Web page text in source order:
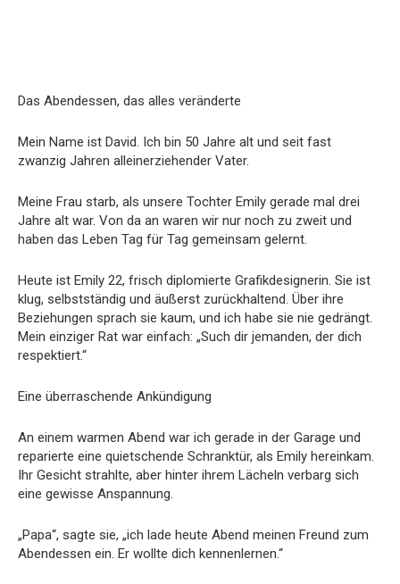
Das Abendessen, das alles veränderte
Mein Name ist David. Ich bin 50 Jahre alt und seit fast
zwanzig Jahren alleinerziehender Vater.
Meine Frau starb, als unsere Tochter Emily gerade mal drei
Jahre alt war. Von da an waren wir nur noch zu zweit und
haben das Leben Tag für Tag gemeinsam gelernt.
Heute ist Emily 22, frisch diplomierte Grafikdesignerin. Sie ist
klug, selbstständig und äußerst zurückhaltend. Über ihre
Beziehungen sprach sie kaum, und ich habe sie nie gedrängt.
Mein einziger Rat war einfach: „Such dir jemanden, der dich
respektiert.“
Eine überraschende Ankündigung
An einem warmen Abend war ich gerade in der Garage und
reparierte eine quietschende Schranktür, als Emily hereinkam.
Ihr Gesicht strahlte, aber hinter ihrem Lächeln verbarg sich
eine gewisse Anspannung.
„Papa“, sagte sie, „ich lade heute Abend meinen Freund zum
Abendessen ein. Er wollte dich kennenlernen.“